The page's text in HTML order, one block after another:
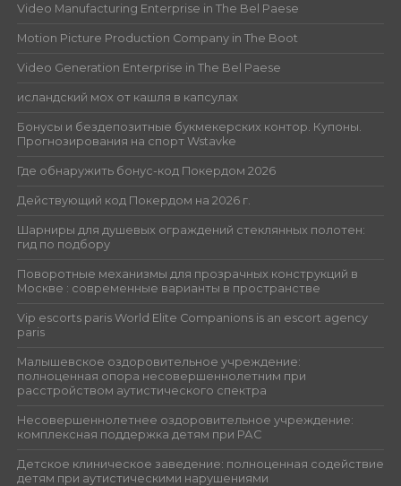
Video Manufacturing Enterprise in The Bel Paese
Motion Picture Production Company in The Boot
Video Generation Enterprise in The Bel Paese
исландский мох от кашля в капсулах
Бонусы и бездепозитные букмекерских контор. Купоны.
Прогнозирования на спорт Wstavke
Где обнаружить бонус-код Покердом 2026
Действующий код Покердом на 2026 г.
Шарниры для душевых ограждений стеклянных полотен:
гид по подбору
Поворотные механизмы для прозрачных конструкций в
Москве : современные варианты в пространстве
Vip escorts paris World Elite Companions is an escort agency
paris
Малышевское оздоровительное учреждение:
полноценная опора несовершеннолетним при
расстройством аутистического спектра
Несовершеннолетнее оздоровительное учреждение:
комплексная поддержка детям при РАС
Детское клиническое заведение: полноценная содействие
детям при аутистическими нарушениями